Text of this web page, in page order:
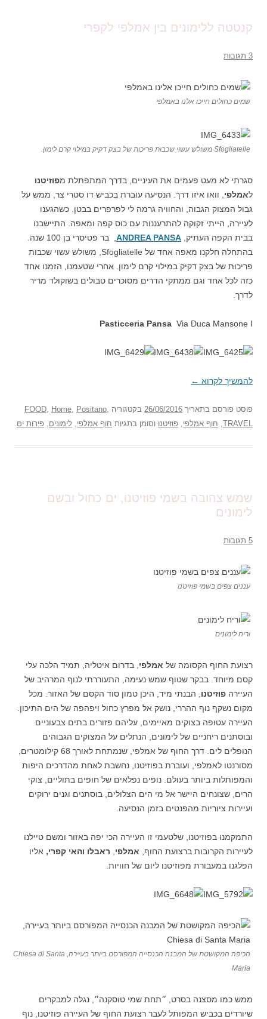
קנטטה ללימונים בין אמלפי לקפרי
3 תגובות
שמים כחולים חייכו אלנו באמלפי
Sfogliatelle משולש עשוי שכבות פריכות של בצק דקיק במילוי קרם לימון.
סגרתי לא מעט פעמים את העיניים, בדרך המתפתלת מפוזיטנו
לאמלפי , וואו איזו דרך. הנסיעה עוברת בכביש דו סטרי צר, ממש על
גבול המצוק הגבוה, והחוויה גרמה לי לפרפרים בבטן. כשהגענו
לעיירה, הייתי זקוקה להתרעננות עם כוס קפה ומאפה. התיישבנו
בבית הקפה העתיק, ANDREA PANSA
, בר פטיסרי בן 100 שנה.
בהתחלה חלקנו מאפה אחד של Sfogliatelle, משולש עשוי שכבות
פריכות של בצק דקיק במילוי קרם לימון. אחרי שטעמנו, הזמנו אחד
כזה לכל אחד וגם ממתקי הדרים מסוכרים טבולים בשוקולד מריר
לדרך.
Pasticceria Pansa Via Duca Mansone I
להמשיך לקרוא ←
פוסט פורסם בתאריך 26/06/2016 בקטגוריה FOOD Home Positano
TRAVEL חוף אמלפי פוזיטנו וסומן בתגיות חוף אמלפי לימונים פירות ים
שמש צהובה בשמי פוזיטנו, ים כחול ובשם
לימונים
5 תגובות
עננים צפים בשמי פוזיטנו
וריח לימונים
רצועת החוף הקסומה של אמלפי , בדרום איטליה, תמיד הלכה עלי
קסם מיוחד. בבקר שטוף שמש נעימה, התעוררתי לנוף המרהיב של
העיירה פוזיטנו , הבנתי מיד, היכן טמון סוד הקסם של האזור. מכל
מקום נשקף נוף ההררי, נושק אל מפרץ כחול ויפהפה של הים התיכון.
העיירה עטופה בצוקים מאיימים, עליהם פזורים בתים צבעוניים
ובוסתנים ריחניים של לימונים, הנתלים על המצוקים הגבוהים
הנופלים לים. דרך החוף של אמלפי, שנמתחת לאורך 68 קילומטרים,
מסורנטו לאמלפי, ועוברת בפוזיטנו, נחשבת לאחת מהדרכים היפות
והמפותלות ביותר בעולם. נופים נפלאים של חופים בתוליים, צוקי
הרים, שצונחים היישר אל מי הים הצלולים, בוסתנים וגנים ירוקים
ועיירות ציוריות מהפנטים בזמן הנסיעה.
התמקמנו בפוזיטנו, שלטעמי זו העיירה הכי יפה באזור ומשם טיילנו
לעיירות הקרובות ברצועת החוף, אמלפי ראבלו והאי קפרי, אליו
הפלגנו במעבורת מפוזיטנו ליום של חוויות.
הכיפה המקושטת של המבנה הכנסייה המפורסם ביותר בעיירה, Chiesa di Santa
Maria
ממש כמו מסצנה בסרט, ״תחת שמי טוסקנה״, נגלה למבקרים
שיורדים בכביש המפותל לעבר רצועת החוף של העיירה פוזיטנו, נוף